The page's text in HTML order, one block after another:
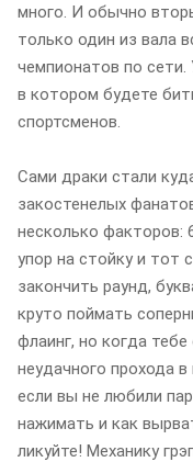
много. И обычно
только один из вала
чемпионатов по
в котором будете
спортсменов.
Сами драки стали
закостенелых
несколько факторов:
упор на стойку и тот
закончить раунд,
круто поймать
флаинг, но когда
неудачного прохода
если вы не любили
нажимать и как
ликуйте! Механику